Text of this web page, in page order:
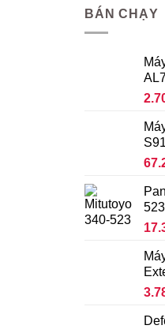
BÁN CHẠY